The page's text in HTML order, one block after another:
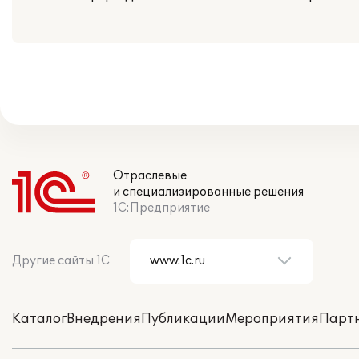
Отраслевые
и специализированные решения
1С:Предприятие
Другие сайты 1С
КаталогВнедренияПубликацииМероприятия